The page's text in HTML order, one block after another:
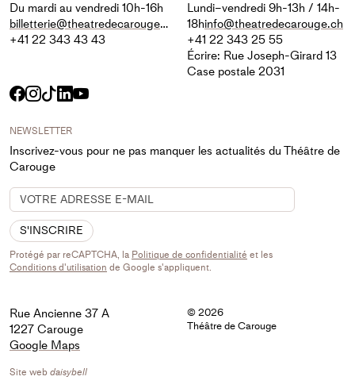
Du mardi au vendredi 10h-16h
billetterie@theatredecarouge.ch
+41 22 343 43 43
Facebook
Instagram
TikTokLinkedIn
YouTube
Lundi–vendredi 9h-13h / 14h-
18hinfo@theatredecarouge.ch
+41 22 343 25 55
Écrire: Rue Joseph-Girard 13
Case postale 2031
NEWSLETTER
Inscrivez-vous pour ne pas manquer les actualités du Théâtre de
Carouge
S'INSCRIRE
Protégé par reCAPTCHA, la Politique de confidentialité et les
Conditions d'utilisation de Google s'appliquent.
Rue Ancienne 37 A
1227 Carouge
Google Maps
© 2026
Théâtre de Carouge
Site web daisybell